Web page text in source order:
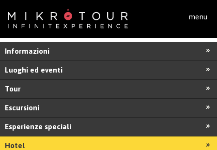
menu
Informazioni
Luoghi ed eventi
Tour
Escursioni
Esperienze speciali
Hotel